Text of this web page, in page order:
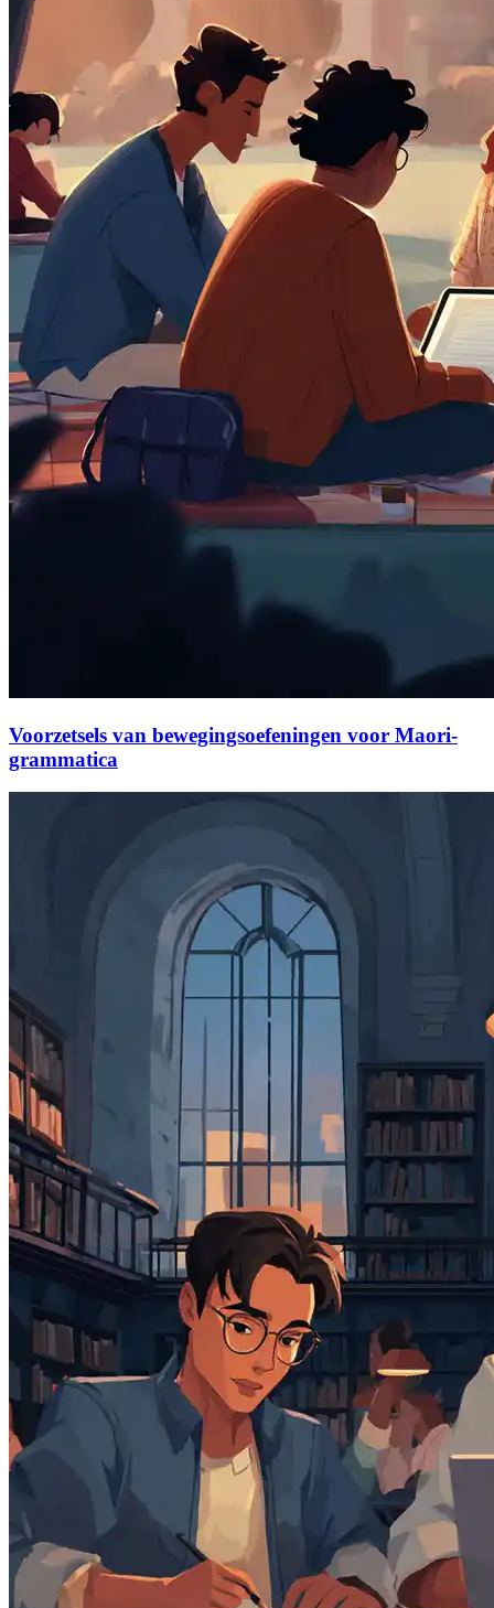
Voorzetsels van bewegingsoefeningen voor Maori-
grammatica